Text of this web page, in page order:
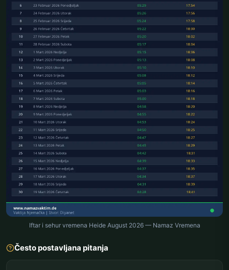
Iftar i sehur vremena Heide August 2026 — Namaz Vremena
Često postavljana pitanja